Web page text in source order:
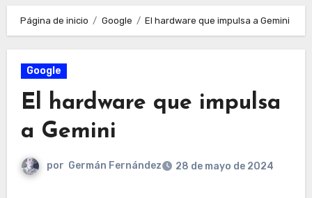
Página de inicio Google El hardware que impulsa a Gemini
Google
El hardware que impulsa
a Gemini
por Germán Fernández 28 de mayo de 2024